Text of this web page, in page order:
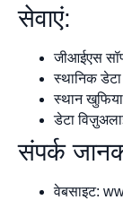
सेवाएं:
जीआईएस
स्थानिक
स्थान खुफिया
डेटा
संपर्क
वेबसाइट: